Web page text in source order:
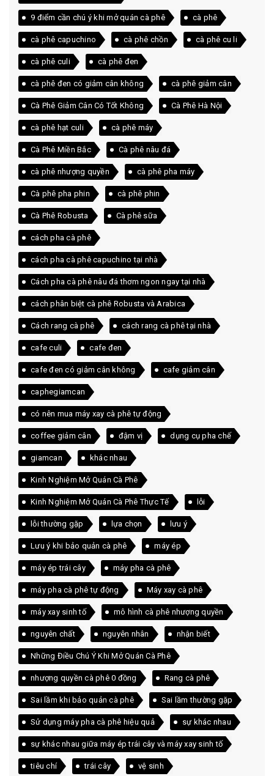
9 điểm cần chú ý khi mở quán cà phê cà phê
cà phê capuchino cà phê chồn cà phê cu li
cà phê culi cà phê đen
cà phê đen có giảm cân không cà phê giảm cân
Cà Phê Giảm Cân Có Tốt Không Cà Phê Hà Nội
cà phê hạt culi cà phê máy
Cà Phê Miền Bắc Cà phê nâu đá
cà phê nhượng quyền cà phê pha máy
Cà phê pha phin cà phê phin
Cà Phê Robusta Cà phê sữa
cách pha cà phê
cách pha cà phê capuchino tại nhà
Cách pha cà phê nâu đá thơm ngon ngay tại nhà
cách phân biệt cà phê Robusta và Arabica
Cách rang cà phê cách rang cà phê tại nhà
cafe culi cafe đen
cafe đen có giảm cân không cafe giảm cân
caphegiamcan
có nên mua máy xay cà phê tự động
coffee giảm cân đậm vị dụng cụ pha chế
giamcan khác nhau
Kinh Nghiệm Mở Quán Cà Phê
Kinh Nghiệm Mở Quán Cà Phê Thực Tế lỗi
lỗi thường gặp lựa chọn lưu ý
Lưu ý khi bảo quản cà phê máy ép
máy ép trái cây máy pha cà phê
máy pha cà phê tự động Máy xay cà phê
máy xay sinh tố mô hình cà phê nhượng quyền
nguyên chất nguyên nhân nhận biết
Những Điều Chú Ý Khi Mở Quán Cà Phê
nhượng quyền cà phê 0 đồng Rang cà phê
Sai lầm khi bảo quản cà phê Sai lầm thường gặp
Sử dụng máy pha cà phê hiệu quả sự khác nhau
sự khác nhau giữa máy ép trái cây và máy xay sinh tố
tiêu chí trái cây vệ sinh